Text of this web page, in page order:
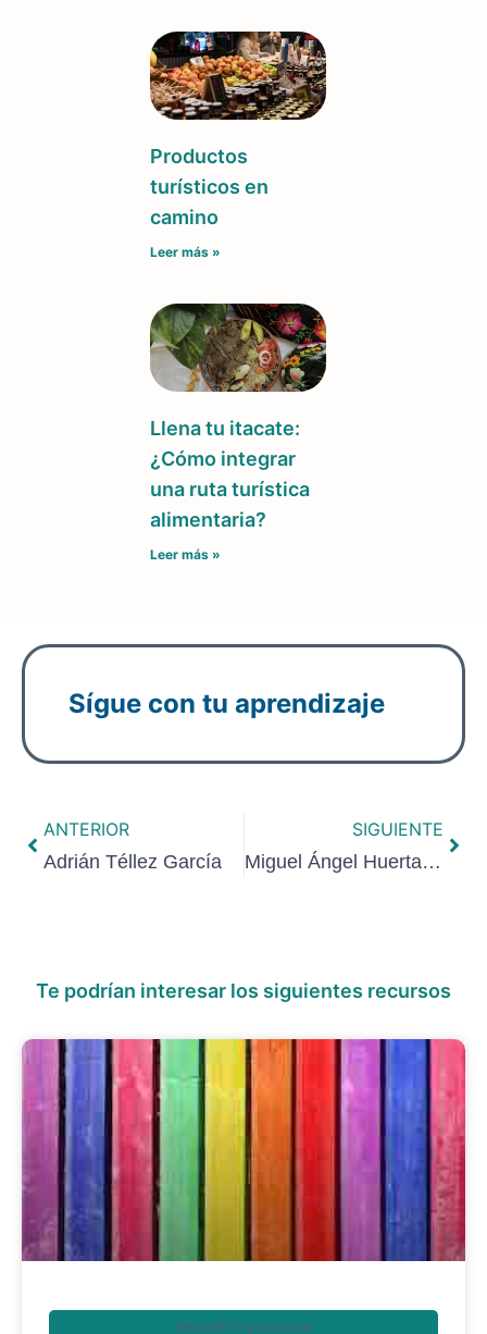
Productos
turísticos en
camino
Leer más »
Llena tu itacate:
¿Cómo integrar
una ruta turística
alimentaria?
Leer más »
Sígue con tu aprendizaje
ANTERIOR
Adrián Téllez García
SIGUIENTE
Miguel Ángel Huerta Vallejo
Te podrían interesar los siguientes recursos
Desarrollo Organizacional